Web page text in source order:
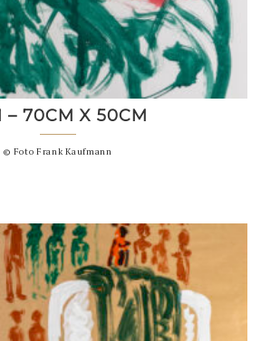
– 70CM X 50CM
© Foto Frank Kaufmann